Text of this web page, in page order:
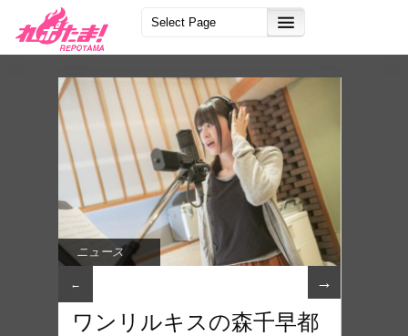
ニュース
← →
ワンリルキスの森千早都